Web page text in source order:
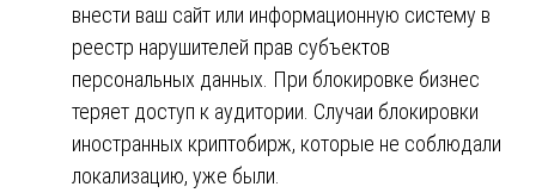
внести ваш сайт или информационную систему в
реестр нарушителей прав субъектов
персональных данных. При блокировке бизнес
теряет доступ к аудитории. Случаи блокировки
иностранных криптобирж, которые не соблюдали
локализацию, уже были.